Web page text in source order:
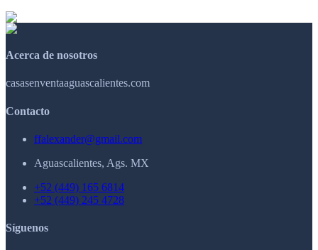
Acerca de nosotros
casasenventaaguascalientes.com
Contacto
ffalexander@gmail.com
Aguascalientes, Ags. MX
+52 (449) 165 6814
+52 (449) 245 4728
Síguenos